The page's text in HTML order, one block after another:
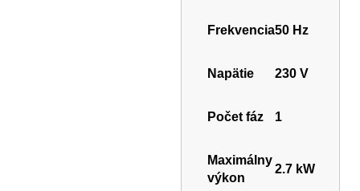
Frekvencia50 Hz
Napätie 230 V
Počet fáz 1
Maximálny
výkon
2.7 kW